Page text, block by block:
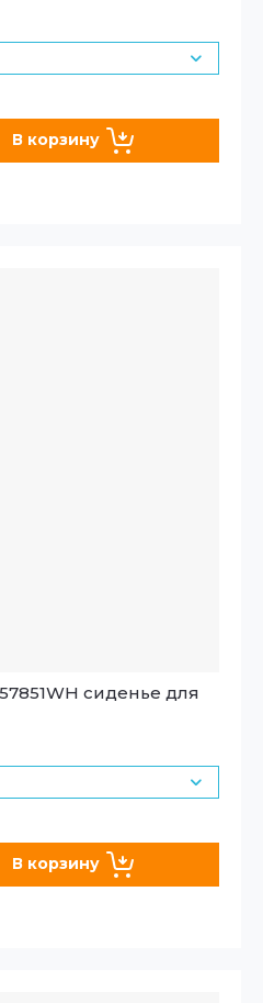
В корзину
сиденье для
В корзину